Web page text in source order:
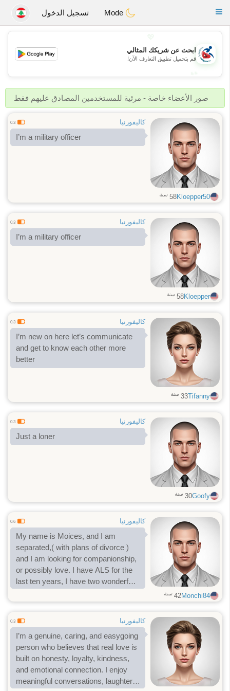
Handi Space
Toggle
تسجيل الدخول
💖
💕
ابحث عن شريكك المثالي
قم بتحميل تطبيق التعارف الآن!
صور الأعضاء خاصة - مرئية للمستخدمين المصادق عليهم فقط
كاليفورنيا 0.3
I’m a military officer
Kloepper50
58 سنة
كاليفورنيا 0.3
I’m a military officer
Kloepper
58 سنة
كاليفورنيا 0.3
I’m new on here let’s communicate
and get to know each other more
better
Tifanny
33 سنة
كاليفورنيا 0.3
Just a loner
Goofy
30 سنة
كاليفورنيا 0.6
My name is Moices, and I am
separated,( with plans of divorce )
and I am looking for companionship,
or possibly love. I have ALS for the
last ten years, I have two wonderful,
that I am so grateful to have the
outgoing person, despite my
disability. I like to go to concerts,
museums, going out with to the
movies, and going to new and
different types of restaurants. I hope
you can take a chance, and make a
Monchi84
42 سنة
كاليفورنيا 0.3
I’m a genuine, caring, and easygoing
person who believes that real love is
built on honesty, loyalty, kindness,
and emotional connection. I enjoy
meaningful conversations, laughter,